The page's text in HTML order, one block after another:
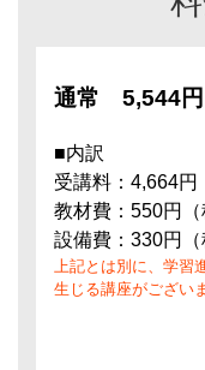
通常 5,544円
■内訳
受講料：4,664円
教材費：550円（
設備費：330円（
上記とは別に、学習
生じる講座がござい